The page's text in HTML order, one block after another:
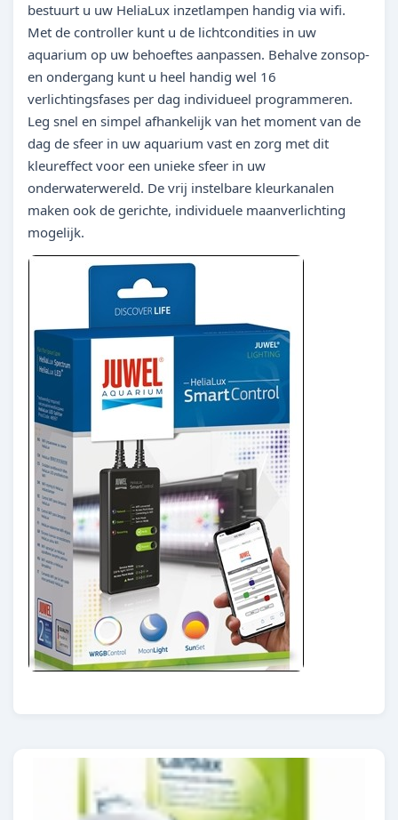
bestuurt u uw HeliaLux inzetlampen handig via wifi.
Met de controller kunt u de lichtcondities in uw
aquarium op uw behoeftes aanpassen. Behalve zonsop-
en ondergang kunt u heel handig wel 16
verlichtingsfases per dag individueel programmeren.
Leg snel en simpel afhankelijk van het moment van de
dag de sfeer in uw aquarium vast en zorg met dit
kleureffect voor een unieke sfeer in uw
onderwaterwereld. De vrij instelbare kleurkanalen
maken ook de gerichte, individuele maanverlichting
mogelijk.